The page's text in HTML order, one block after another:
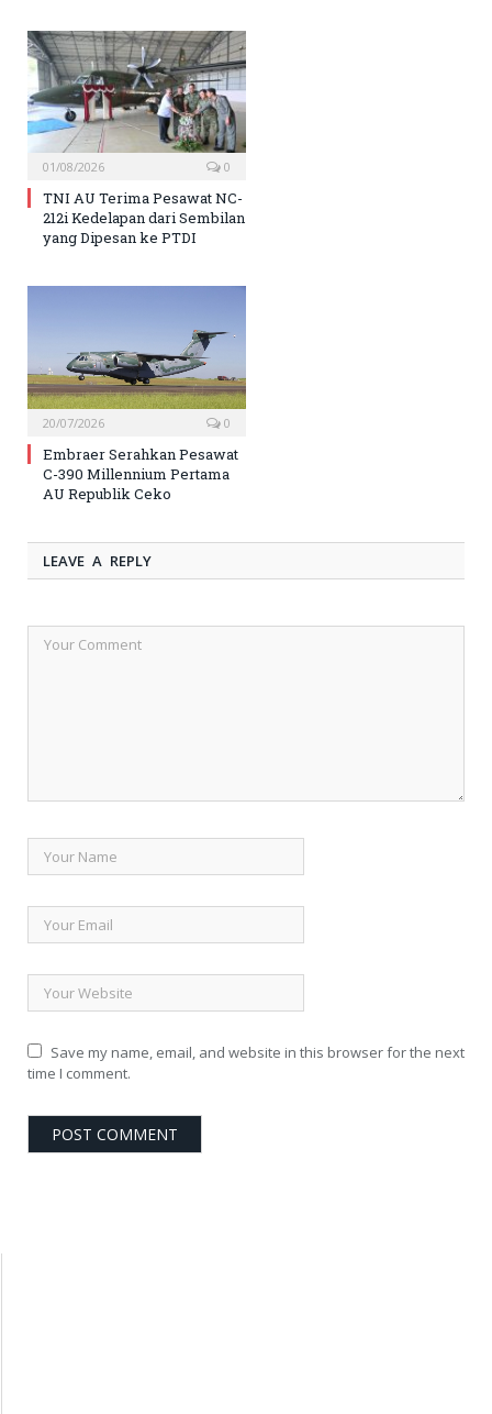
01/08/2026 0
TNI AU Terima Pesawat NC-
212i Kedelapan dari Sembilan
yang Dipesan ke PTDI
20/07/2026 0
Embraer Serahkan Pesawat
C-390 Millennium Pertama
AU Republik Ceko
LEAVE A REPLY
Save my name, email, and website in this browser for the next
time I comment.